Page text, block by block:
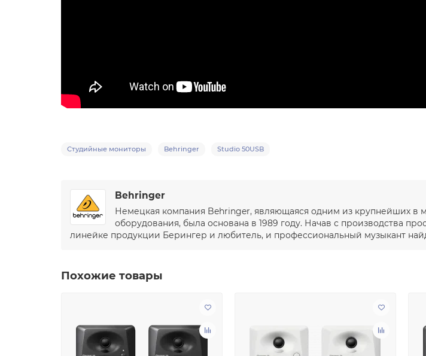
Студийные мониторы Behringer Studio 50USB
Behringer
Немецкая компания Behringer, являющаяся одним из крупнейших в
оборудования, была основана в 1989 году. Начав с производства
линейке продукции Берингер и любитель, и профессиональный музыкант
Похожие товары